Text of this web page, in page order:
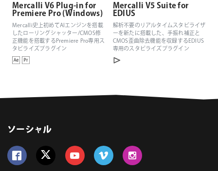
Mercalli V6 Plug-in for
Premiere Pro (Windows)
Mercalli史上初めてAIエンジンを搭載
したローリングシャッター/CMOS修
正機能を搭載するPremiere Pro専用ス
タビライズプラグイン
Mercalli V5 Suite for
EDIUS
解析不要のリアルタイムスタビライザ
ーを新たに搭載した、手振れ補正と
CMOS歪曲除去機能を収録するEDIUS
専用のスタビライズプラグイン
ソーシャル